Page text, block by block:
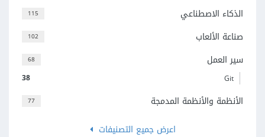
115 الذكاء الاصطناعي
102 صناعة الألعاب
68 سير العمل
38 Git
77
الأنظمة والأنظمة المدمجة
اعرض جميع التصنيفات